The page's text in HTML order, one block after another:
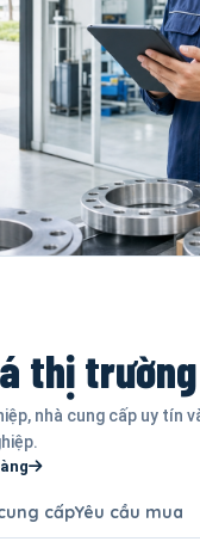
thị trường
nhà cung cấp uy tín
cấpYêu cầu mua